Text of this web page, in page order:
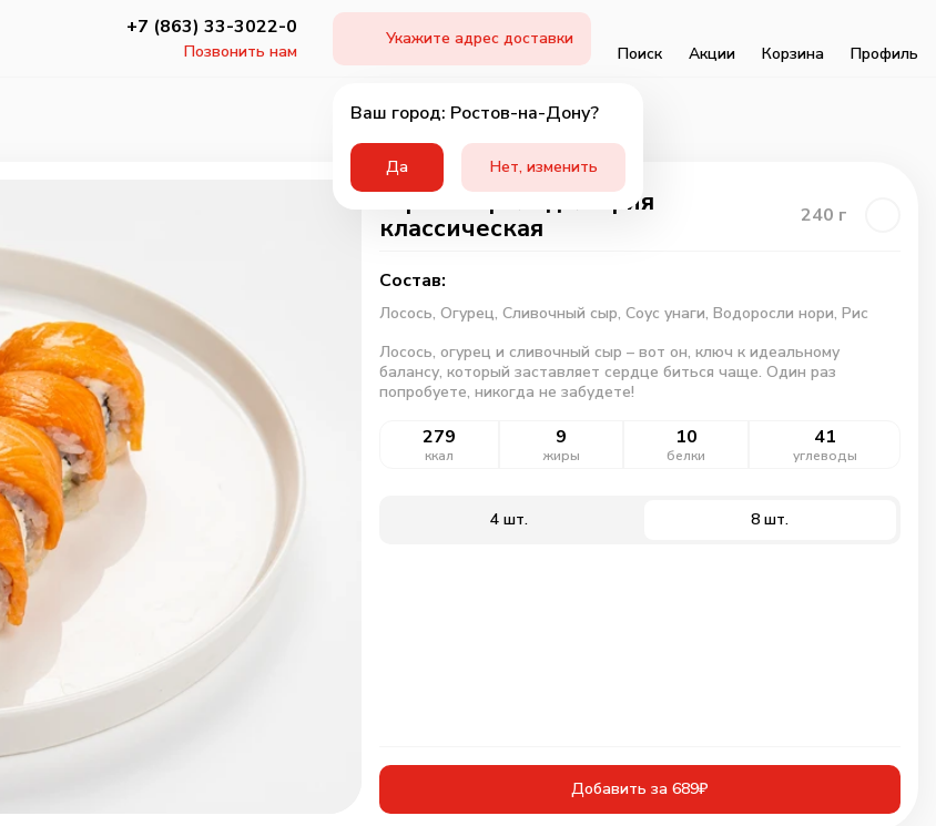
+7 (863) 33-3022-0
Позвонить нам
Укажите адрес доставки
Ваш город: Ростов-на-Дону?
Да Нет, изменить
Поиск Акции Корзина Профиль
Горячая филадельфия
классическая
240 г
Состав:
Лосось, Огурец, Сливочный сыр, Соус унаги, Водоросли нори, Рис
Лосось, огурец и сливочный сыр – вот он, ключ к идеальному
балансу, который заставляет сердце биться чаще. Один раз
попробуете, никогда не забудете!
279
ккал
9
жиры
10
белки
41
углеводы
4 шт. 8 шт.
Добавить за 689₽